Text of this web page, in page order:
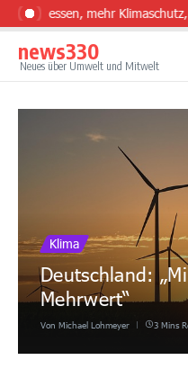
Zum Inhalt springen
essen, mehr Klimaschutz,
news330
Neues über Umwelt und Mitwelt
Klima
Deutschland:
Mehrwert“
Von Michael Lohmeyer 3 Mins